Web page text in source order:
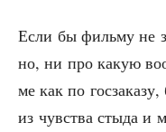
Если бы филь­му не
но, ни про какую
ме как по
из чув­ства сты­да и